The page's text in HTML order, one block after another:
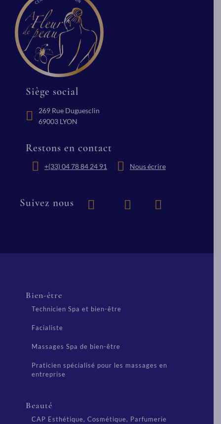
californien). Le praticien au travers
de son attention et de sa gestuelle,
invite le receveur à vivre un état de
relâchement profond.
En savoir plus
Siège social
269 Rue Duguesclin
69003 LYON
Restons en contact
+(33) 04 78 84 24 91 Nous écrire
Suivez nous
Bien-être
Technicien Spa et bien-être
Facialiste
Massages Spa de bien-être
Praticien spécialisé pour les massages en
entreprise
Beauté
CAP Esthétique, Cosmétique, Parfumerie